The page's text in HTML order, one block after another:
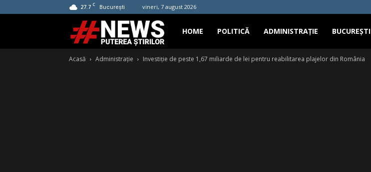
27.7 C București vineri, 7 august 2026
Hashtag
News
HOME POLITICĂ ADMINISTRAȚIE BUCUREȘTI
Acasă Administrație Investiţie de peste 1,67 miliarde de lei pentru reabilitarea plajelor din România